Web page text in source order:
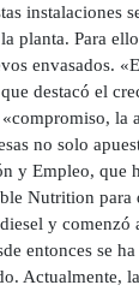
instalaciones
Para
envasados.
destacó el
no solo
y Empleo,
Nutrition
y
entonces se
Actualmente,